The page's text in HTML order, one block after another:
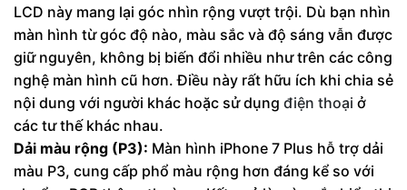
LCD này mang lại góc nhìn rộng vượt trội. Dù bạn nhìn
màn hình từ góc độ nào, màu sắc và độ sáng vẫn được
giữ nguyên, không bị biến đổi nhiều như trên các công
nghệ màn hình cũ hơn. Điều này rất hữu ích khi chia sẻ
nội dung với người khác hoặc sử dụng điện thoại ở
các tư thế khác nhau.
Dải màu rộng (P3): Màn hình iPhone 7 Plus hỗ trợ dải
màu P3, cung cấp phổ màu rộng hơn đáng kể so với